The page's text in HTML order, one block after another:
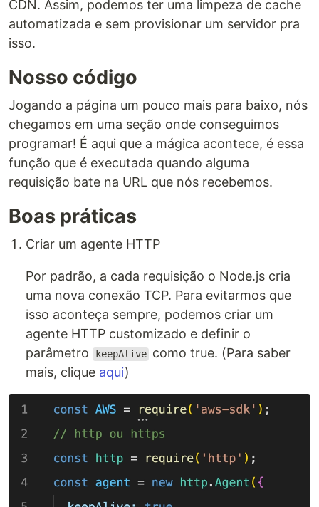
CDN. Assim, podemos ter uma limpeza de cache
automatizada e sem provisionar um servidor pra
isso.
Nosso código
Jogando a página um pouco mais para baixo, nós
chegamos em uma seção onde conseguimos
programar! É aqui que a mágica acontece, é essa
função que é executada quando alguma
requisição bate na URL que nós recebemos.
Boas práticas
Criar um agente HTTP
Por padrão, a cada requisição o Node.js cria
uma nova conexão TCP. Para evitarmos que
isso aconteça sempre, podemos criar um
agente HTTP customizado e definir o
parâmetro
keepAlive como true. (Para saber
mais, clique aqui)